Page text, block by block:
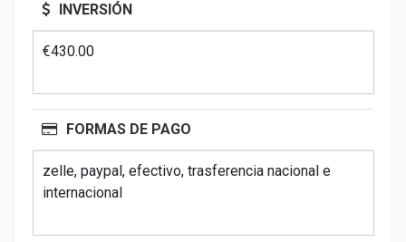
INVERSIÓN
€430.00
FORMAS DE PAGO
zelle, paypal, efectivo, trasferencia nacional e
internacional